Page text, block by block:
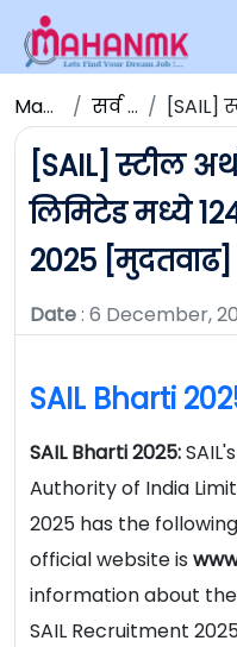
Maha NMK सर्व जाहिराती [SAIL] स्टील
[SAIL] स्टील
लिमिटेड मध्ये
2025 [मुदतवाढ]
Date: 6 December,
SAIL Bharti
SAIL Bharti 2025:
Authority of India
2025 has the
official website is
information about the
SAIL Recruitment